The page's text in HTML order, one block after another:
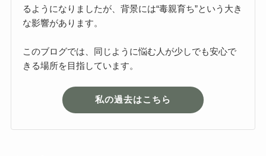
るようになりましたが、背景には“毒親育ち”という大き
な影響があります。
このブログでは、同じように悩む人が少しでも安心で
きる場所を目指しています。
私の過去はこちら